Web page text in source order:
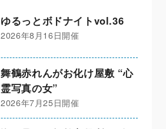
ゆるっとボドナイトvol.36
2026年8月16日開催
舞鶴赤れんがお化け屋敷 “心
霊写真の女”
2026年7月25日開催